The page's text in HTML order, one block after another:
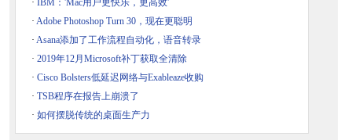
· IBM：'Mac用户更快乐，更高效'
· Adobe Photoshop Turn 30，现在更聪明
· Asana添加了工作流程自动化，语音转录
· 2019年12月Microsoft补丁获取全清除
· Cisco Bolsters低延迟网络与Exableaze收购
· TSB程序在报告上崩溃了
· 如何摆脱传统的桌面生产力